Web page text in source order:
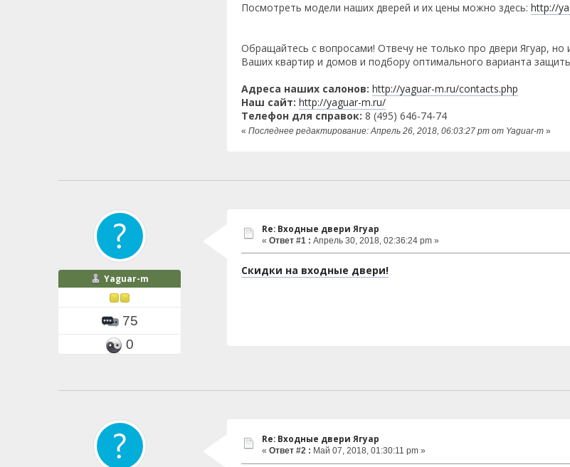
Посмотреть модели наших дверей и их цены можно здесь: http://
Обращайтесь с вопросами! Отвечу не только про двери Ягуар,
Ваших квартир и домов и подбору оптимального варианта
Адреса наших салонов: http://yaguar-m.ru/contacts.php
Наш сайт: http://yaguar-m.ru/
Телефон для справок: 8 (495) 646-74-74
« Последнее редактирование: Апрель 26, 2018, 06:03:27 pm от Yaguar-m»
Yaguar-m
75
0
Re: Входные двери Ягуар
« Ответ #1 : Апрель 30, 2018, 02:36:24 pm »
Скидки на входные двери!
Re: Входные двери Ягуар
« Ответ #2 : Май 07, 2018, 01:30:11 pm »